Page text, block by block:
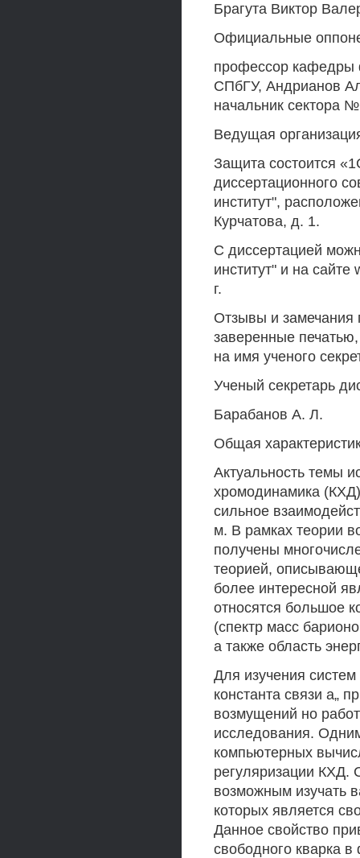
Брагута Виктор
Официальные
профессор кафедры
СПбГУ, Андрианов
начальник сектора
Ведущая
Защита состоится
диссертационного
институт",
Курчатова, д. 1.
С диссертацией
институт" и на
г.
Отзывы и замечания
заверенные
на имя ученого
Ученый секретарь
Барабанов А. Л.
Общая
Актуальность темы
хромодинамика
сильное
м. В рамках теории
получены
теорией,
более интересной
относятся большое
(спектр масс
а также область
Для изучения
константа связи а„
возмущений но
исследования.
компьютерных
регуляризации КХД.
возможным изучать
которых является
Данное свойство
свободного кварка